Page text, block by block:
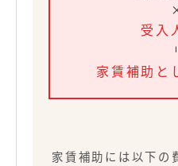
受入
家賃補助と
家賃補助には以下の